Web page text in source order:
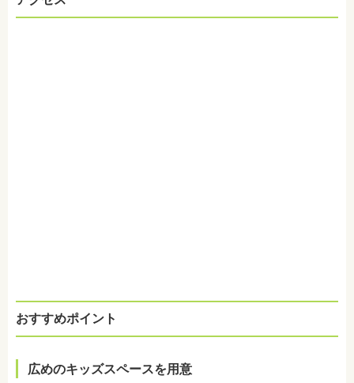
おすすめポイント
広めのキッズスペースを用意